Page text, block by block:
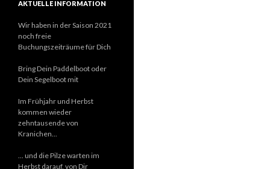
e
n
a
c
:
AKTUELLE INFORMATION
Wir haben in der Saison 2021
noch freie
Buchungszeiträume für Dich
Bring Dein Paddelboot oder
Dein Segelboot mit
Im Frühjahr und Herbst
kommen wieder
zehntausende von
Kranichen...
... und die Pilze warten im
Herbst darauf, von Dir